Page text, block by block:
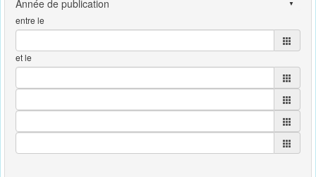
entre le
et le